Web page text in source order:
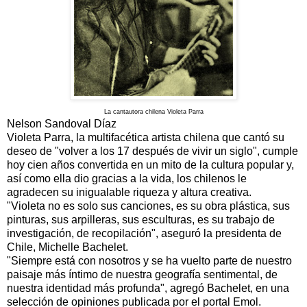
La cantautora chilena Violeta Parra
Nelson Sandoval Díaz
Violeta Parra, la multifacética artista chilena que cantó su
deseo de "volver a los 17 después de vivir un siglo", cumple
hoy cien años convertida en un mito de la cultura popular y,
así como ella dio gracias a la vida, los chilenos le
agradecen su inigualable riqueza y altura creativa.
"Violeta no es solo sus canciones, es su obra plástica, sus
pinturas, sus arpilleras, sus esculturas, es su trabajo de
investigación, de recopilación", aseguró la presidenta de
Chile, Michelle Bachelet.
"Siempre está con nosotros y se ha vuelto parte de nuestro
paisaje más íntimo de nuestra geografía sentimental, de
nuestra identidad más profunda", agregó Bachelet, en una
selección de opiniones publicada por el portal Emol.